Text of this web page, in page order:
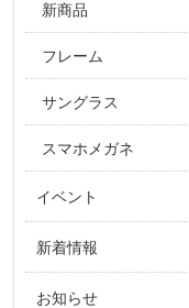
新商品
フレーム
サングラス
スマホメガネ
イベント
新着情報
お知らせ